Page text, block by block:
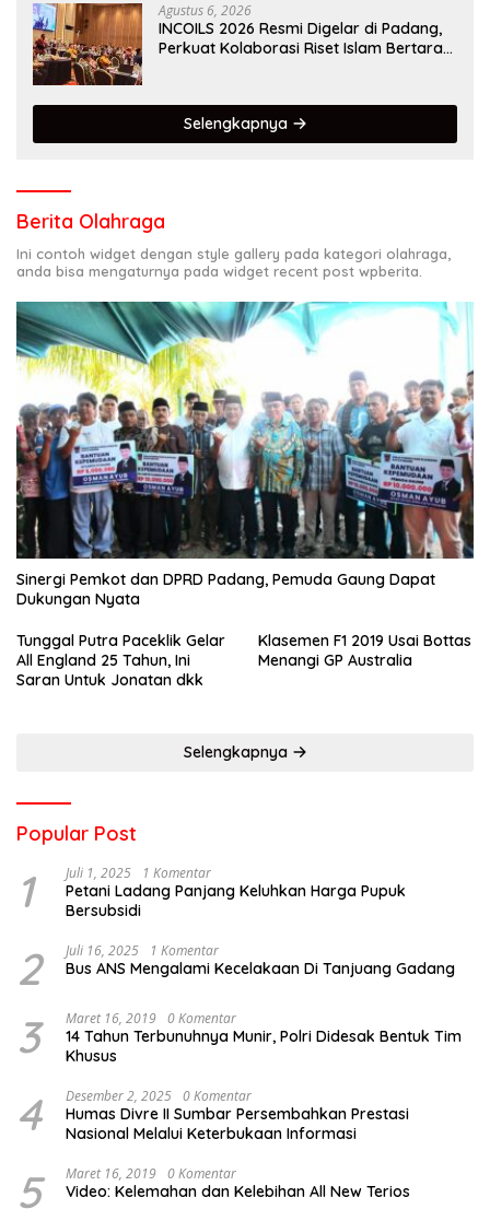
Agustus 6, 2026
INCOILS 2026 Resmi Digelar di Padang,
Perkuat Kolaborasi Riset Islam Bertaraf
Selengkapnya
Berita Olahraga
Ini contoh widget dengan style gallery pada kategori olahraga,
anda bisa mengaturnya pada widget recent post wpberita.
Sinergi Pemkot dan DPRD Padang, Pemuda Gaung Dapat
Dukungan Nyata
Tunggal Putra Paceklik Gelar
All England 25 Tahun, Ini
Saran Untuk Jonatan dkk
Klasemen F1 2019 Usai Bottas
Menangi GP Australia
Selengkapnya
Popular Post
1 Juli 1, 2025 1 Komentar
Petani Ladang Panjang Keluhkan Harga Pupuk
Bersubsidi
2 Juli 16, 2025 1 Komentar
Bus ANS Mengalami Kecelakaan Di Tanjuang Gadang
3 Maret 16, 2019 0 Komentar
14 Tahun Terbunuhnya Munir, Polri Didesak Bentuk Tim
Khusus
4 Desember 2, 2025 0 Komentar
Humas Divre II Sumbar Persembahkan Prestasi
Nasional Melalui Keterbukaan Informasi
5 Maret 16, 2019 0 Komentar
Video: Kelemahan dan Kelebihan All New Terios